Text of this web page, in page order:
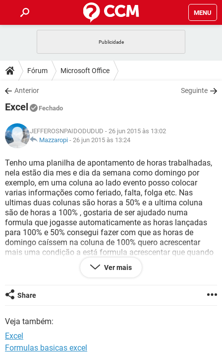
MENU
CELULAR
OUTLOOK
INSTAGRAM
GUIA DE COMPRAS
DICAS
JOGOS
INSTAGRAM GMAIL
GUIA DE COMPRAS
DOWNLOADS
JOGOS
CELULAR
OUTLOOK EXCEL
INSTAGRAM
GUIA DE COMPRAS
JOGOS WHATSAPP
CELULAR
OUTLOOK EXCEL
INSTAGRAM GMAIL
GUIA DE COMPRAS
GLOSSÁRIO
JOGOS WHATSAPP
CELULAR FACEBOOK
OUTLOOK EXCEL
INSTAGRAM
GUIA DE COMPRAS
Fórum Microsoft Office
Anterior Seguinte
Excel Fechado
JEFFEROSNPAIDODUDUD - 26 jun 2015 às 13:02
Mazzaropi - 26 jun 2015 às 13:24
Tenho uma planilha de apontamento de horas trabalhadas,
nela estão dia mes e dia da semana como domingo por
exemplo, em uma coluna ao lado evento posso colocar
varias informações como feriado, falta, folga etc. Nas
ultimas duas colunas são horas a 50% e a ultima coluna
são de horas a 100% , gostaria de ser ajudado numa
formula que jogasse automaticamente as horas lançadas
para 100% e 50% consegui fazer com que as horas de
domingo caíssem na coluna de 100% quero acrescentar
mais uma condição a está formula acrescentar que quando
a célula evento for feriado as horas também fossem para
Ver mais
Share
Veja também:
Excel
Formulas basicas excel